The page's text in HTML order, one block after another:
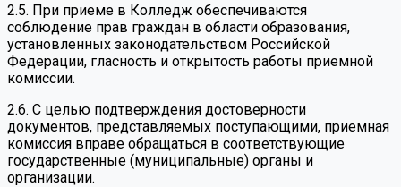
2.5. При приеме в Колледж обеспечиваются
соблюдение прав граждан в области образования,
установленных законодательством Российской
Федерации, гласность и открытость работы приемной
комиссии.
2.6. С целью подтверждения достоверности
документов, представляемых поступающими, приемная
комиссия вправе обращаться в соответствующие
государственные (муниципальные) органы и
организации.